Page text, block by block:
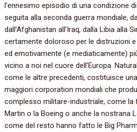
l’ennesimo episodio di una condizione
seguita alla seconda guerra mondiale,
dall’Afghanistan all’Iraq, dalla Libia alla
certamente doloroso per le distruzioni
ed emotivamente (e mediaticamente)
vicino a noi nel cuore dell’Europa.
come le altre precedenti, costituisce
maggiori corporation mondiali che
complesso militare-industriale, come
Martin o la Boeing o anche la nostrana
come del resto hanno fatto le Big